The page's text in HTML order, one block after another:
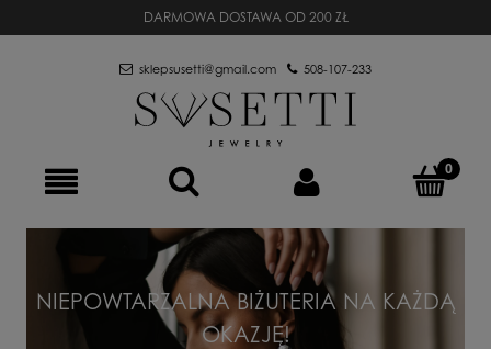
DARMOWA DOSTAWA OD 200 ZŁ
sklepsusetti@gmail.com 508-107-233
NIEPOWTARZALNA BIŻUTERIA NA KAŻDĄ
OKAZJĘ!